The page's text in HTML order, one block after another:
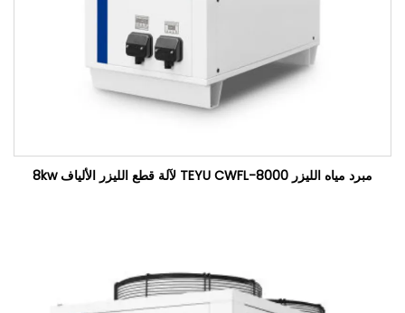
مبرد مياه الليزر TEYU CWFL-8000 لآلة قطع الليزر الألياف 8kw